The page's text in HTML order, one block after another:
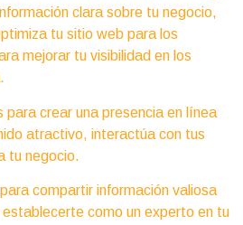
clara sobre tu negocio,
tu sitio web para los
mejorar tu visibilidad en los
para crear una presencia en línea
atractivo, interactúa con tus
tu negocio.
compartir información valiosa
como un experto en tu